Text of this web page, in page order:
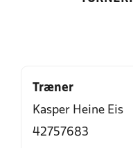
Træner
Kasper Heine Eis
42757683